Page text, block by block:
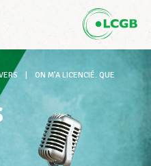
DE
ON M’A LICENCIÉ. QUE